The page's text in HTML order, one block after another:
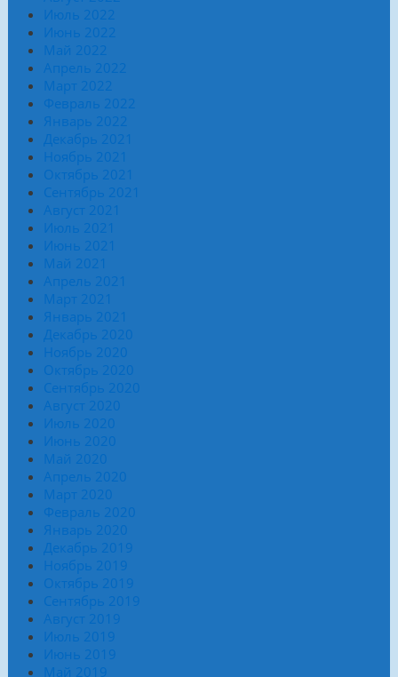
Июль 2022
Июнь 2022
Май 2022
Апрель 2022
Март 2022
Февраль 2022
Январь 2022
Декабрь 2021
Ноябрь 2021
Октябрь 2021
Сентябрь 2021
Август 2021
Июль 2021
Июнь 2021
Май 2021
Апрель 2021
Март 2021
Январь 2021
Декабрь 2020
Ноябрь 2020
Октябрь 2020
Сентябрь 2020
Август 2020
Июль 2020
Июнь 2020
Май 2020
Апрель 2020
Март 2020
Февраль 2020
Январь 2020
Декабрь 2019
Ноябрь 2019
Октябрь 2019
Сентябрь 2019
Август 2019
Июль 2019
Июнь 2019
Май 2019